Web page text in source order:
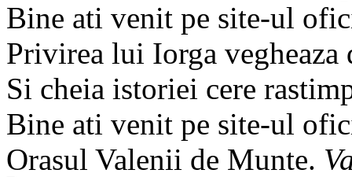
Bine ati venit pe site-ul
Privirea lui Iorga
Si cheia istoriei cere
Bine ati venit pe site-ul
Orasul Valenii de Munte.